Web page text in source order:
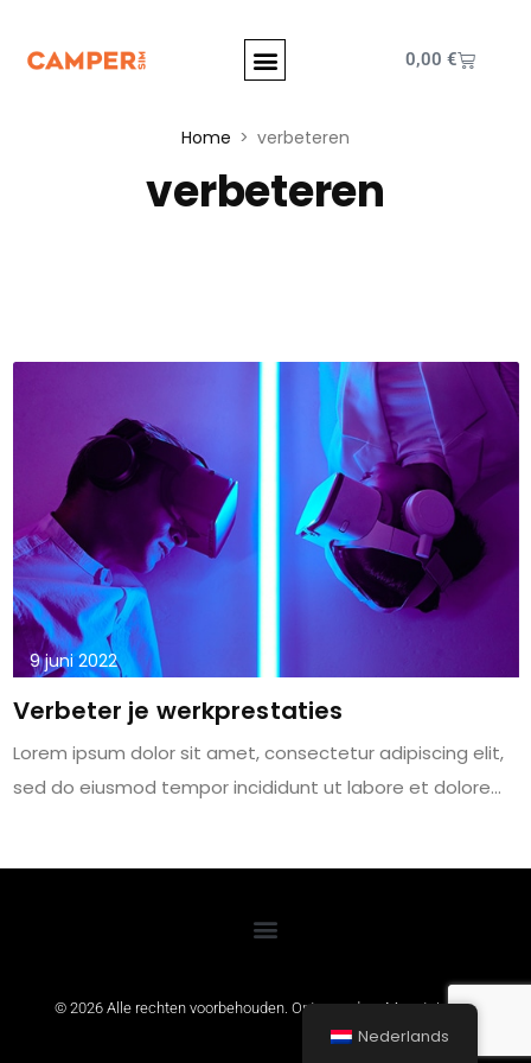
0,00 €
Home verbeteren
verbeteren
9 juni 2022
Verbeter je werkprestaties
Lorem ipsum dolor sit amet, consectetur adipiscing elit,
sed do eiusmod tempor incididunt ut labore et dolore...
© 2026 Alle rechten voorbehouden. Ontwerp doorMountainSEO
Nederlands